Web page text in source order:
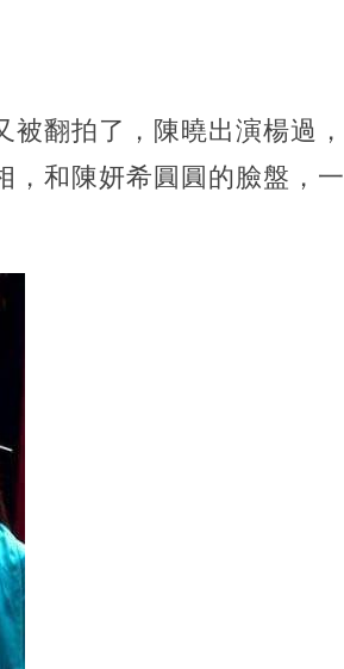
翻拍了，陳曉出演楊過，
，和陳妍希圓圓的臉盤，一